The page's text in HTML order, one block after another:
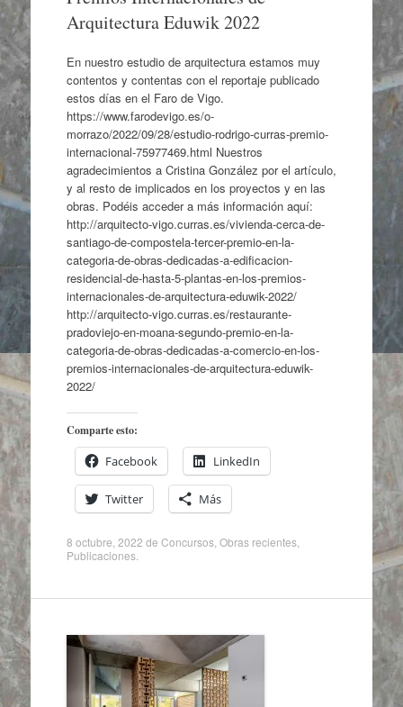
Arquitectura Eduwik 2022
En nuestro estudio de arquitectura estamos muy
contentos y contentas con el reportaje publicado
estos días en el Faro de Vigo.
https://www.farodevigo.es/o-
morrazo/2022/09/28/estudio-rodrigo-curras-premio-
internacional-75977469.html Nuestros
agradecimientos a Cristina González por el artículo,
y al resto de implicados en los proyectos y en las
obras. Podéis acceder a más información aquí:
http://arquitecto-vigo.curras.es/vivienda-cerca-de-
santiago-de-compostela-tercer-premio-en-la-
categoria-de-obras-dedicadas-a-edificacion-
residencial-de-hasta-5-plantas-en-los-premios-
internacionales-de-arquitectura-eduwik-2022/
http://arquitecto-vigo.curras.es/restaurante-
pradoviejo-en-moana-segundo-premio-en-la-
categoria-de-obras-dedicadas-a-comercio-en-los-
premios-internacionales-de-arquitectura-eduwik-
2022/
Comparte esto:
Facebook LinkedIn
Twitter Más
8 octubre, 2022 de Concursos, Obras recientes,
Publicaciones.